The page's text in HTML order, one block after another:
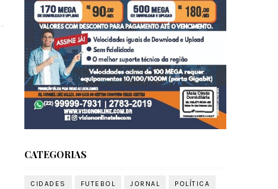
CATEGORIAS
CIDADES FUTEBOL JORNAL POLÍTICA